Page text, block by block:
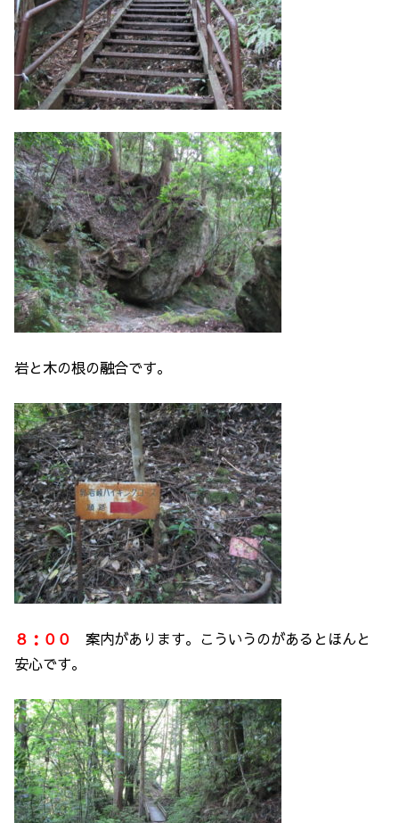
岩と木の根の融合です。
８：００
案内があります。こういうのがあるとほんと
安心です。